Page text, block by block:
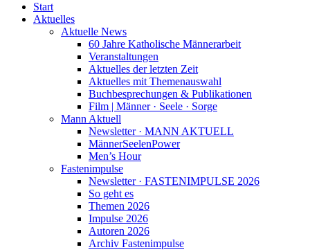
Start
Aktuelles
Aktuelle News
60 Jahre Katholische Männerarbeit
Veranstaltungen
Aktuelles der letzten Zeit
Aktuelles mit Themenauswahl
Buchbesprechungen & Publikationen
Film | Männer · Seele · Sorge
Mann Aktuell
Newsletter · MANN AKTUELL
MännerSeelenPower
Men’s Hour
Fastenimpulse
Newsletter · FASTENIMPULSE 2026
So geht es
Themen 2026
Impulse 2026
Autoren 2026
Archiv Fastenimpulse